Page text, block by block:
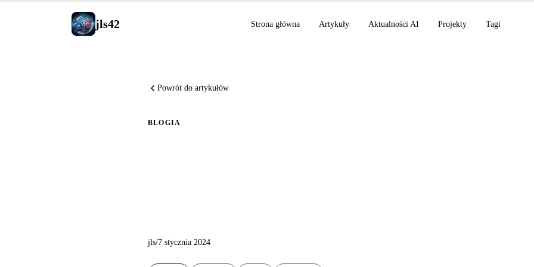
jls42 Strona główna Artykuły Aktualności AI Projekty Tagi
Powrót do artykułów
BLOGIA
jls/7 stycznia 2024